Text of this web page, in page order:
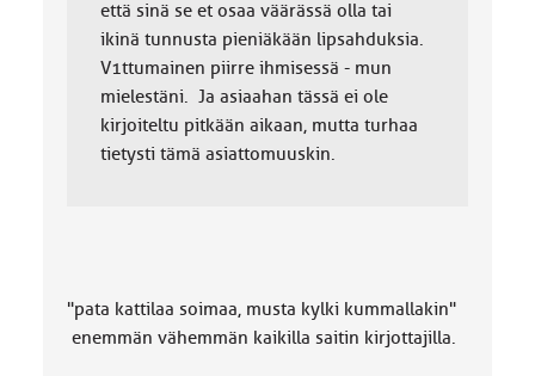
että sinä se et osaa väärässä olla tai
ikinä tunnusta pieniäkään lipsahduksia.
V1ttumainen piirre ihmisessä - mun
mielestäni. Ja asiaahan tässä ei ole
kirjoiteltu pitkään aikaan, mutta turhaa
tietysti tämä asiattomuuskin.
"pata kattilaa soimaa, musta kylki kummallakin"
enemmän vähemmän kaikilla saitin kirjottajilla.